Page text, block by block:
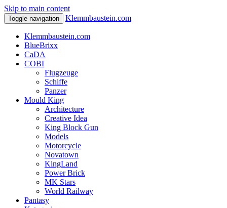
Skip to main content
Toggle navigation Klemmbaustein.com
Klemmbaustein.com
BlueBrixx
CaDA
COBI
Flugzeuge
Schiffe
Panzer
Mould King
Architecture
Creative Idea
King Block Gun
Models
Motorcycle
Novatown
KingLand
Power Brick
MK Stars
World Railway
Pantasy